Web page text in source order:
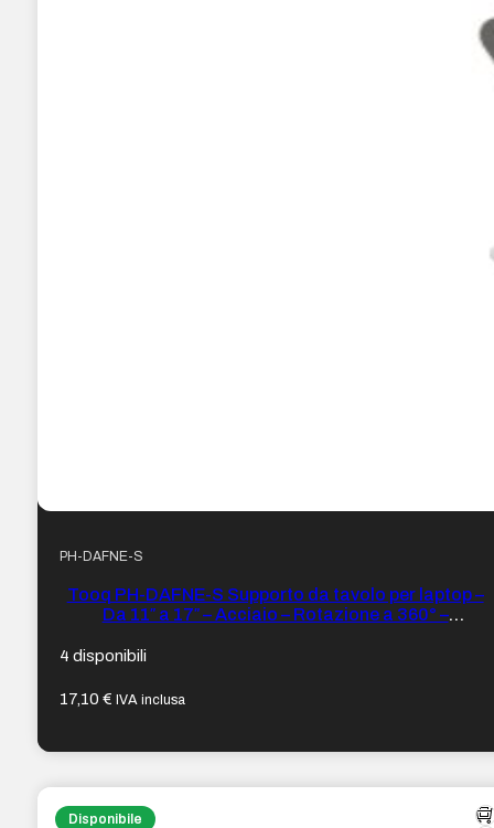
PH-DAFNE-S
Tooq PH-DAFNE-S Supporto da tavolo per laptop –
Da 11″ a 17″ – Acciaio – Rotazione a 360° –
4 disponibili
17,10€ IVA inclusa
Disponibile